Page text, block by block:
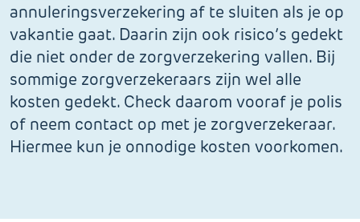
annuleringsverzekering af te sluiten als je op
vakantie gaat. Daarin zijn ook risico’s gedekt
die niet onder de zorgverzekering vallen. Bij
sommige zorgverzekeraars zijn wel alle
kosten gedekt. Check daarom vooraf je polis
of neem contact op met je zorgverzekeraar.
Hiermee kun je onnodige kosten voorkomen.